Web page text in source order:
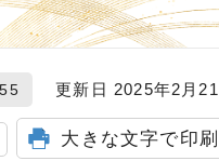
更新日 2025年2月21
大きな文字で印刷